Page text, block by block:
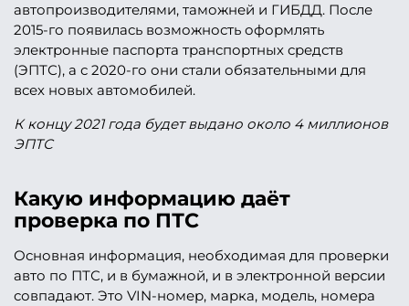
автопроизводителями, таможней и ГИБДД. После
2015-го появилась возможность оформлять
электронные паспорта транспортных средств
(ЭПТС), а с 2020-го они стали обязательными для
всех новых автомобилей.
К концу 2021 года будет выдано около 4 миллионов
ЭПТС
Какую информацию даёт
проверка по ПТС
Основная информация, необходимая для проверки
авто по ПТС, и в бумажной, и в электронной версии
совпадают. Это VIN-номер, марка, модель, номера